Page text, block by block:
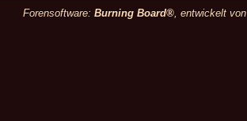
Forensoftware: Burning Board®, entwickelt von